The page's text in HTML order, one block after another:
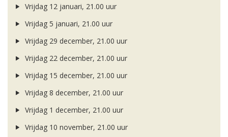
Vrijdag 12 januari, 21.00 uur
Vrijdag 5 januari, 21.00 uur
Vrijdag 29 december, 21.00 uur
Vrijdag 22 december, 21.00 uur
Vrijdag 15 december, 21.00 uur
Vrijdag 8 december, 21.00 uur
Vrijdag 1 december, 21.00 uur
Vrijdag 10 november, 21.00 uur